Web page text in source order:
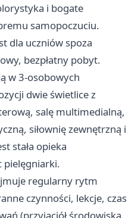
i bogate
samopoczuciu.
dla uczniów spoza
bezpłatny pobyt.
w 3-osobowych
dwie świetlice z
salę multimedialną,
siłownię zewnętrzną i
stała opieka
pielęgniarki.
regularny rytm
czynności, lekcje, czas